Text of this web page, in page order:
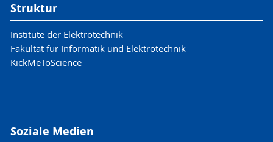
Struktur
Institute der Elektrotechnik
Fakultät für Informatik und Elektrotechnik
KickMeToScience
Soziale Medien